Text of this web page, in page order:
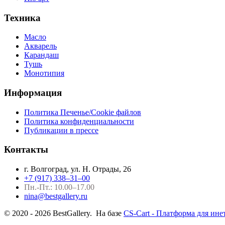
Техника
Масло
Акварель
Карандаш
Тушь
Монотипия
Информация
Политика Печенье/Cookie файлов
Политика конфиденциальности
Публикации в прессе
Контакты
г. Волгоград, ул. Н. Отрады, 26
+7 (917) 338–31–00
Пн.-Пт.: 10.00–17.00
nina@bestgallery.ru
© 2020 - 2026 BestGallery. На базе CS-Cart - Платформа для